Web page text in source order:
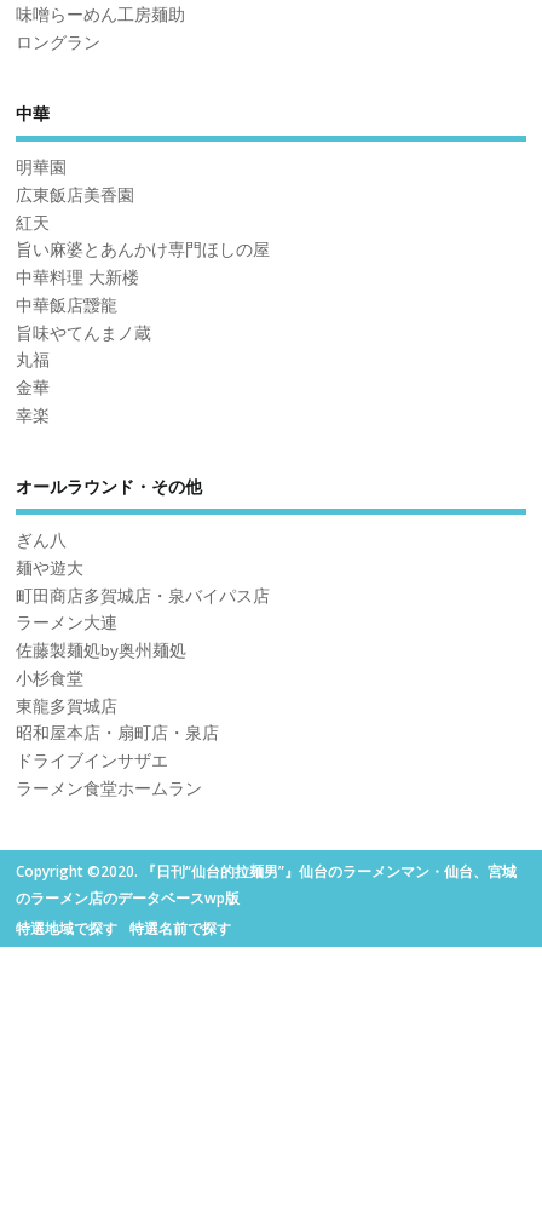
味噌らーめん工房麺助
ロングラン
中華
明華園
広東飯店美香園
紅天
旨い麻婆とあんかけ専門ほしの屋
中華料理 大新楼
中華飯店靉龍
旨味やてんまノ蔵
丸福
金華
幸楽
オールラウンド・その他
ぎん八
麺や遊大
町田商店多賀城店・泉バイパス店
ラーメン大連
佐藤製麺処by奥州麺処
小杉食堂
東龍多賀城店
昭和屋本店・扇町店・泉店
ドライブインサザエ
ラーメン食堂ホームラン
Copyright ©2020. 『日刊“仙台的拉麺男”』仙台のラーメンマン・仙台、宮城
のラーメン店のデータベースwp版
特選地域で探す
特選名前で探す